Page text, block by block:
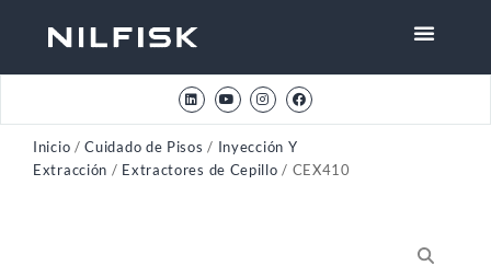
Inicio /Cuidado de Pisos / Inyección Y
Extracción / Extractores de Cepillo / CEX410